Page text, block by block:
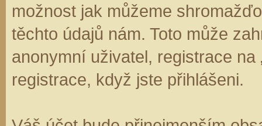
možnost jak můžeme
těchto údajů nám. Toto může
anonymní uživatel, registrace
registrace, když jste přihlášeni.